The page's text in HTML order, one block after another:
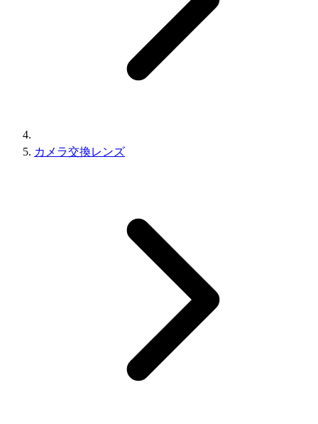
カメラ交換レンズ